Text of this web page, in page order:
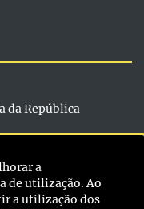
da República
a
de utilização. Ao
a utilização dos